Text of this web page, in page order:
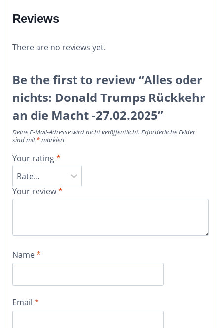
Reviews
There are no reviews yet.
Be the first to review “Alles oder
nichts: Donald Trumps Rückkehr
an die Macht -27.02.2025”
Deine E-Mail-Adresse wird nicht veröffentlicht. Erforderliche Felder
sind mit*markiert
Your rating*
Your review*
Name*
Email *